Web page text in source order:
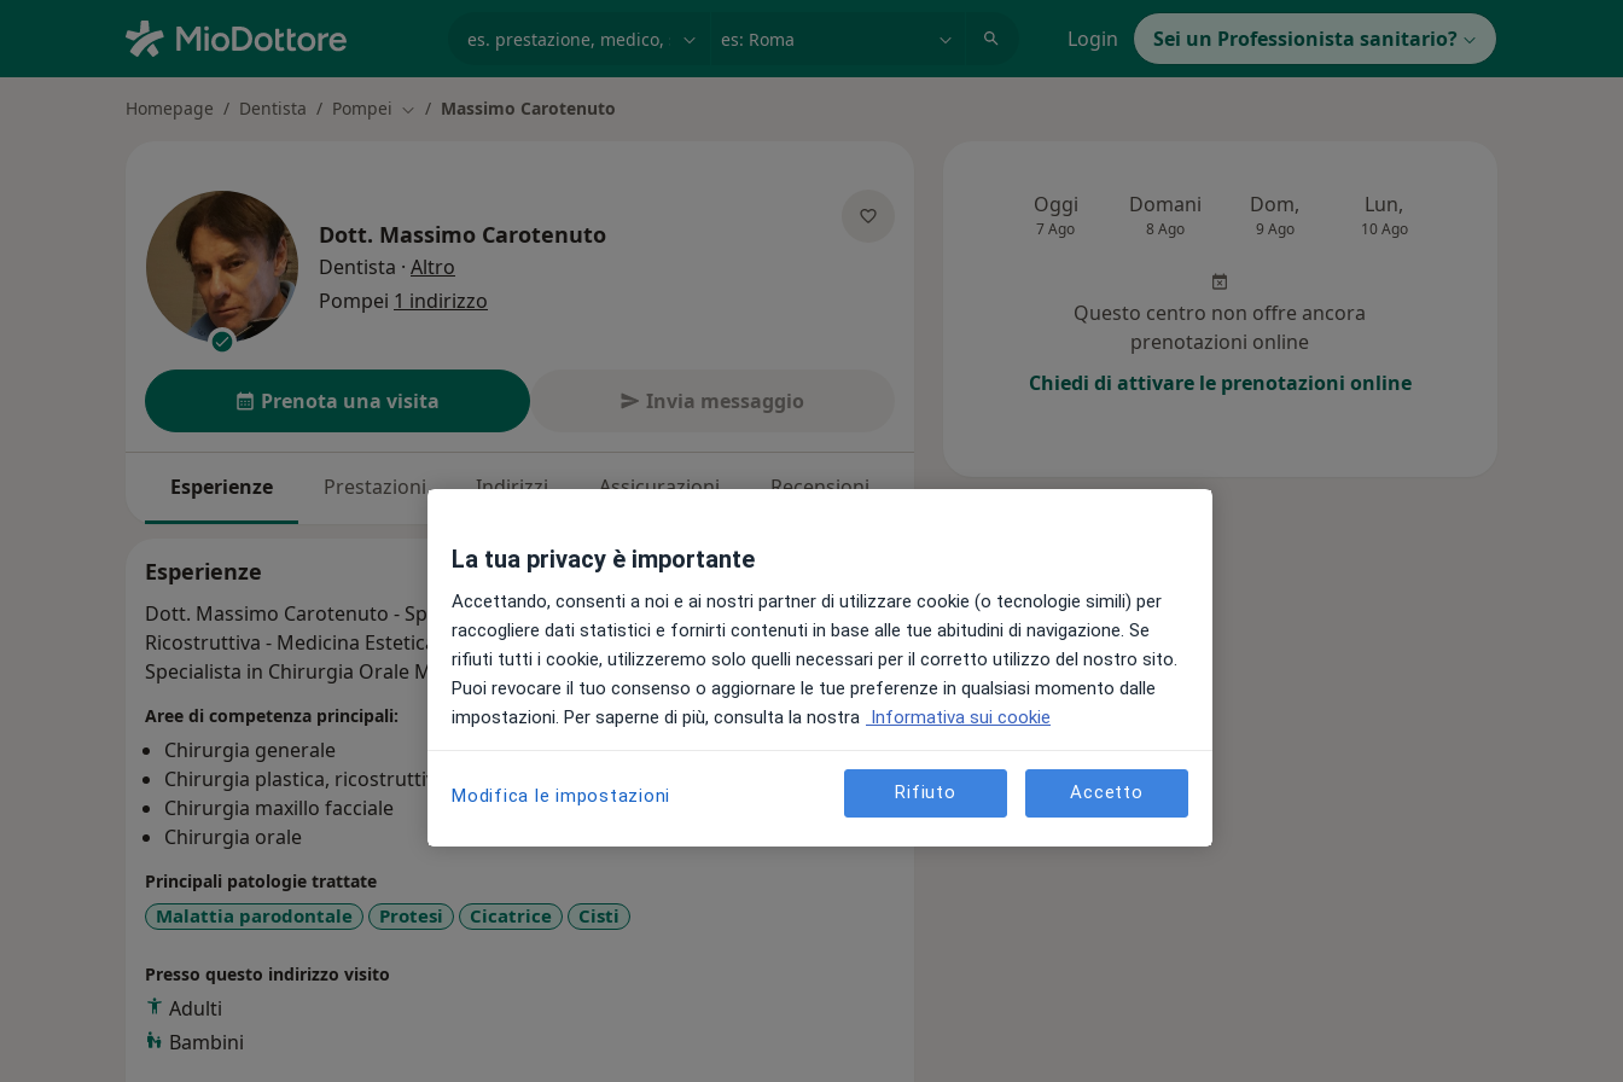
Login Sei un Professionista sanitario?
Homepage Dentista Pompei Cambia città
Massimo Carotenuto
Dott. Massimo Carotenuto
Dentista · Altro
Pompei 1 indirizzo
Prenota una visita Invia messaggio
Esperienze Prestazioni Indirizzi Assicurazioni Recensioni
Esperienze
Dott. Massimo Carotenuto - Specialista in Chirurgia Generale Plastica
Ricostruttiva - Medicina Estetica.
Specialista in Chirurgia Orale Maxillo-Facciale-Odontoiatria
Aree di competenza principali:
Chirurgia generale
Chirurgia plastica, ricostruttiva & estetica
Chirurgia maxillo facciale
Chirurgia orale
Principali patologie trattate
Malattia parodontale Protesi Cicatrice Cisti
Presso questo indirizzo visito
Adulti
Bambini
Oggi
7 Ago
Domani
8 Ago
Dom,
9 Ago
Lun,
10 Ago
Questo centro non offre ancora
prenotazioni online
Chiedi di attivare le prenotazioni online
La tua privacy è importante
Accettando, consenti a noi e ai nostri partner di utilizzare cookie (o tecnologie simili) per
raccogliere dati statistici e fornirti contenuti in base alle tue abitudini di navigazione. Se
rifiuti tutti i cookie, utilizzeremo solo quelli necessari per il corretto utilizzo del nostro sito.
Puoi revocare il tuo consenso o aggiornare le tue preferenze in qualsiasi momento dalle
impostazioni. Per saperne di più, consulta la nostra Informativa sui cookie
Modifica le impostazioni Rifiuto Accetto